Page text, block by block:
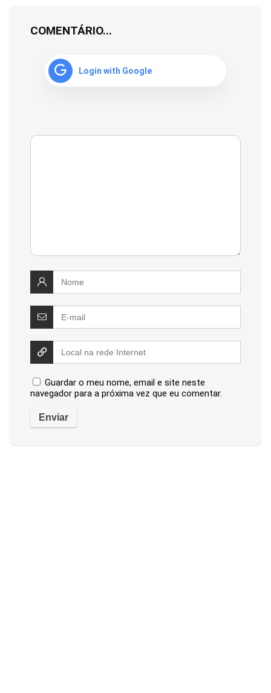
COMENTÁRIO...
Login with Google
Guardar o meu nome, email e site neste
navegador para a próxima vez que eu comentar.